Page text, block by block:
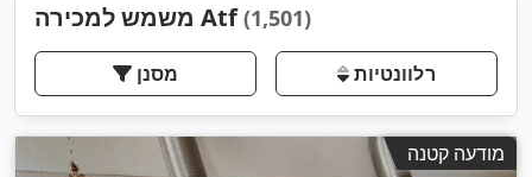
משמש למכירה Atf(1,501)
מסנן רלוונטיות
מודעה קטנה